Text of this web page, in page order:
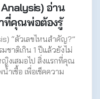
อ่าน
ที่คุณพ่อต้องรู้
“ตัวเลขไหนสำคัญ?”
าติเกิน 1 ปีแล้วยังไม่
งเสมอไป สิ่งแรกที่คุณ
เชื้อ เพื่อเช็คความ